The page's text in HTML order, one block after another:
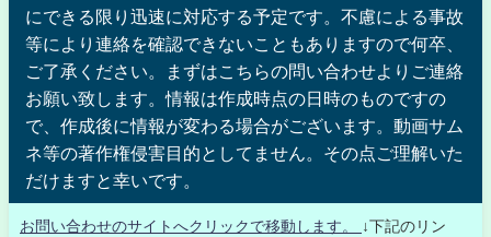
にできる限り迅速に対応する予定です。不慮による事故
等により連絡を確認できないこともありますので何卒、
ご了承ください。まずはこちらの問い合わせよりご連絡
お願い致します。情報は作成時点の日時のものですの
で、作成後に情報が変わる場合がございます。動画サム
ネ等の著作権侵害目的としてません。その点ご理解いた
だけますと幸いです。
お問い合わせのサイトへクリックで移動します。
↓下記のリン